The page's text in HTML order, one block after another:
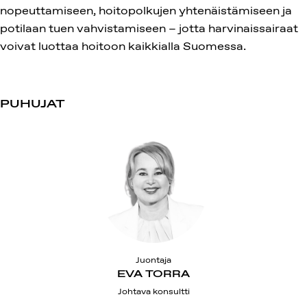
nopeuttamiseen, hoitopolkujen yhtenäistämiseen ja
potilaan tuen vahvistamiseen – jotta harvinaissairaat
voivat luottaa hoitoon kaikkialla Suomessa.
PUHUJAT
EVA TORRA
Juontaja
Johtava konsultti